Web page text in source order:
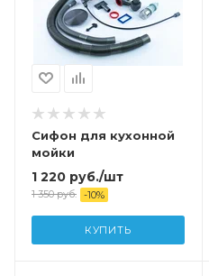
Сифон для кухонной
мойки
1 220 руб./шт
1 350руб. -10%
КУПИТЬ